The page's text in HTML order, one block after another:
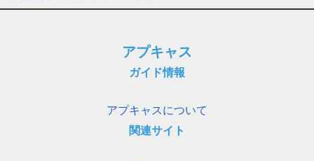
アプキャス
ガイド情報
アプキャスについて
関連サイト